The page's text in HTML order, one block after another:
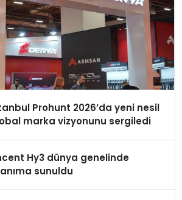
Prohunt 2026’da yeni nesil
marka vizyonunu sergiledi
Hy3 dünya genelinde
sunuldu